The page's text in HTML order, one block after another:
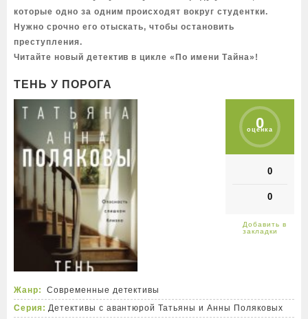
которые одно за одним происходят вокруг студентки.
Нужно срочно его отыскать, чтобы остановить
преступления.
Читайте новый детектив в цикле «По имени Тайна»!
ТЕНЬ У ПОРОГА
0
оценка
0
0
Жанр:
Современные детективы
Серия: Детективы с авантюрой Татьяны и Анны Поляковых